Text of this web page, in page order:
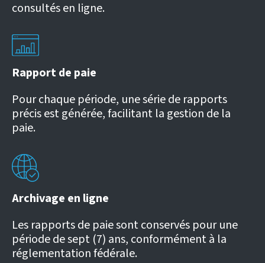
consultés en ligne.
Rapport de paie
Pour chaque période, une série de rapports
précis est générée, facilitant la gestion de la
paie.
Archivage en ligne
Les rapports de paie sont conservés pour une
période de sept (7) ans, conformément à la
réglementation fédérale.